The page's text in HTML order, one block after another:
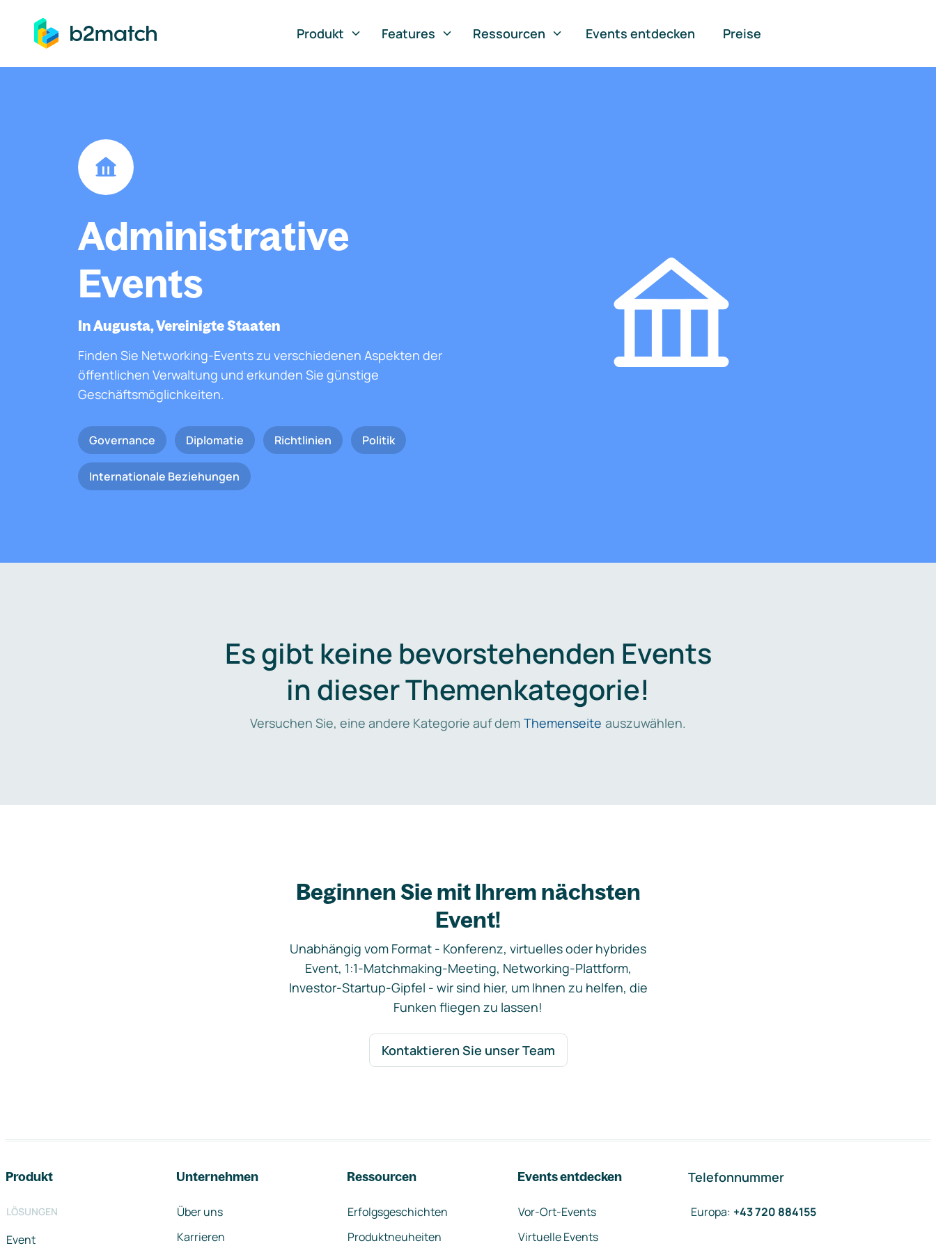
springen
Produkt
Features Ressourcen Events entdecken Preise
Administrative
Events
In Augusta, Vereinigte Staaten
Finden Sie Networking-Events zu verschiedenen Aspekten der
öffentlichen Verwaltung und erkunden Sie günstige
Geschäftsmöglichkeiten.
Governance Diplomatie Richtlinien Politik
Internationale Beziehungen
Es gibt keine bevorstehenden Events
in dieser Themenkategorie!
Versuchen Sie, eine andere Kategorie auf dem Themenseite auszuwählen.
Beginnen Sie mit Ihrem nächsten
Event!
Unabhängig vom Format - Konferenz, virtuelles oder hybrides
Event, 1:1-Matchmaking-Meeting, Networking-Plattform,
Investor-Startup-Gipfel - wir sind hier, um Ihnen zu helfen, die
Funken fliegen zu lassen!
Kontaktieren Sie unser Team
Produkt
LÖSUNGEN
Event
Unternehmen
Über uns
Karrieren
Ressourcen
Erfolgsgeschichten
Produktneuheiten
Events entdecken
Vor-Ort-Events
Virtuelle Events
Telefonnummer
Europa: +43 720 884155